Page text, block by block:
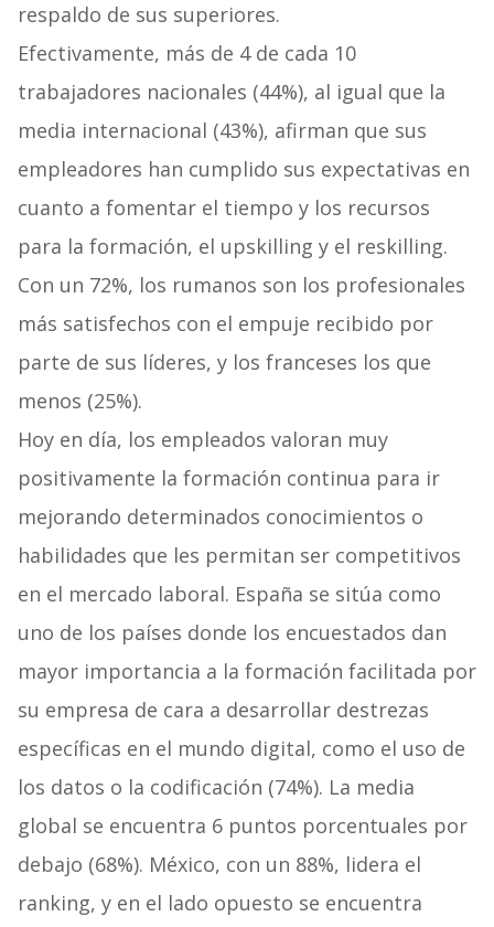
respaldo de sus superiores.
Efectivamente, más de 4 de cada 10
trabajadores nacionales (44%), al igual que la
media internacional (43%), afirman que sus
empleadores han cumplido sus expectativas en
cuanto a fomentar el tiempo y los recursos
para la formación, el upskilling y el reskilling.
Con un 72%, los rumanos son los profesionales
más satisfechos con el empuje recibido por
parte de sus líderes, y los franceses los que
menos (25%).
Hoy en día, los empleados valoran muy
positivamente la formación continua para ir
mejorando determinados conocimientos o
habilidades que les permitan ser competitivos
en el mercado laboral. España se sitúa como
uno de los países donde los encuestados dan
mayor importancia a la formación facilitada por
su empresa de cara a desarrollar destrezas
específicas en el mundo digital, como el uso de
los datos o la codificación (74%). La media
global se encuentra 6 puntos porcentuales por
debajo (68%). México, con un 88%, lidera el
ranking, y en el lado opuesto se encuentra